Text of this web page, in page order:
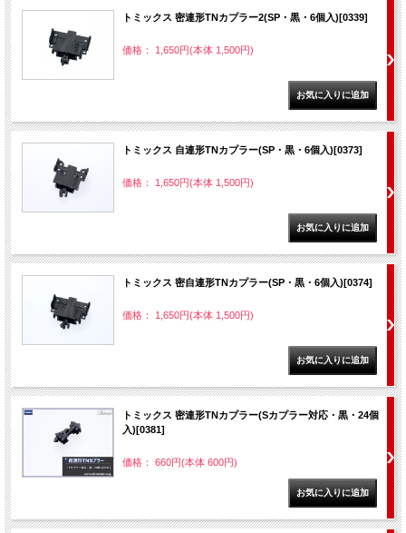
トミックス 密連形TNカプラー2(SP・黒・6個入)[0339]
価格： 1,650円(本体 1,500円)
トミックス 自連形TNカプラー(SP・黒・6個入)[0373]
価格： 1,650円(本体 1,500円)
トミックス 密自連形TNカプラー(SP・黒・6個入)[0374]
価格： 1,650円(本体 1,500円)
トミックス 密連形TNカプラー(Sカプラー対応・黒・24個
入)[0381]
価格： 660円(本体 600円)